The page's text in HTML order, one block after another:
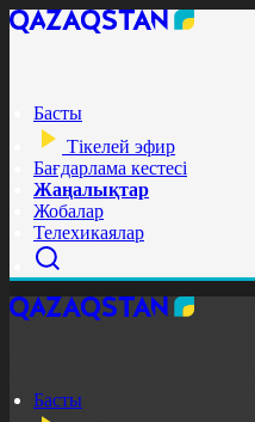
Басты
Тікелей эфир
Бағдарлама кестесі
Жаңалықтар
Жобалар
Телехикаялар
Басты